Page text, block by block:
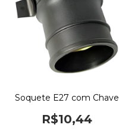
Soquete E27 com Chave
R$10,44